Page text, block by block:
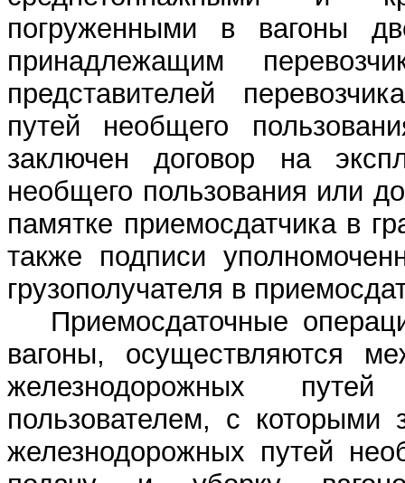
погруженными в вагоны
принадлежащим
представителей
путей необщего
заключен договор на
необщего пользования или
памятке приемосдатчика в
также подписи
грузополучателя в
Приемосдаточные
вагоны, осуществляются
железнодорожных
пользователем, с которыми
железнодорожных путей